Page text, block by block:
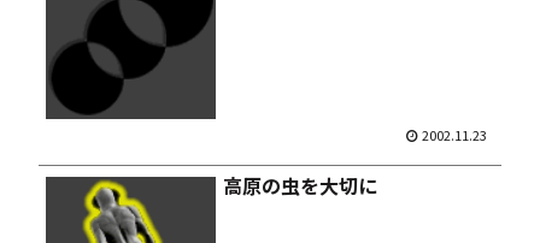
2002.11.23
高原の虫を大切に